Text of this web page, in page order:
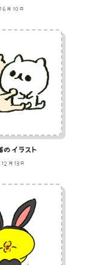
6月10日
イラスト
月13日